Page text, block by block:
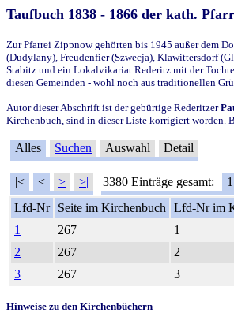
Taufbuch 1838 - 1866 der kath.
Zur Pfarrei Zippnow gehörten bis 1945 außer dem
(Dudylany), Freudenfier (Szwecja), Klawittersdorf
Stabitz und ein Lokalvikariat Rederitz mit der
diesen Gemeinden - wohl noch aus traditionellen
Autor dieser Abschrift ist der gebürtige Rederitzer
Kirchenbuch, sind in dieser Liste korrigiert worden.
Alles Suchen Auswahl Detail
|< < > >| 3380 Einträge gesamt: 1
Lfd-Nr
Seite im Kirchenbuch Lfd-Nr im
1
267 1
2
267 2
3
267 3
Hinweise zu den Kirchenbüchern